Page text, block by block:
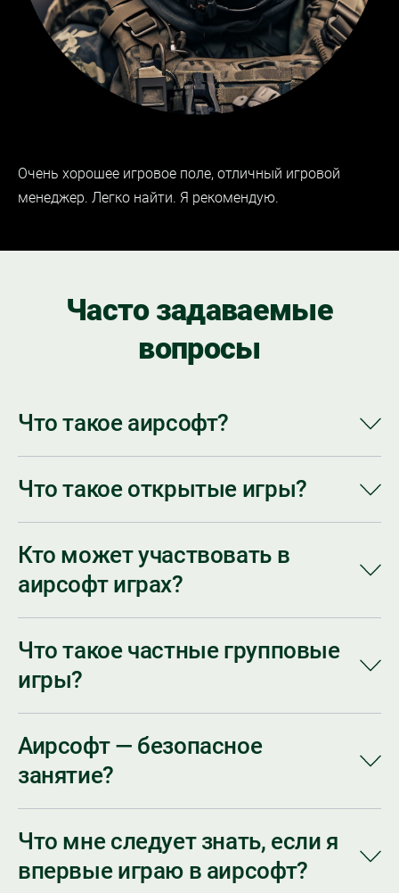
Очень хорошее игровое поле, отличный игровой
менеджер. Легко найти. Я рекомендую.
Часто задаваемые
вопросы
Что такое аирсофт?
Что такое открытые игры?
Кто может участвовать в
аирсофт играх?
Что такое частные групповые
игры?
Аирсофт — безопасное
занятие?
Что мне следует знать, если я
впервые играю в аирсофт?